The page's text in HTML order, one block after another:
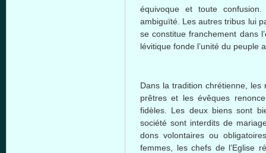
équivoque et toute
ambiguïté. Lesautres tribus lui
seconstitue franchement dans
lévitique fonde l’unité du peuple
Dans la tradition chrétienne, les
prêtres et les évêques
fidèles. Les deux biens sont
société sontinterdits de
dons volontaires ou
femmes, les chefs de l’Eglise